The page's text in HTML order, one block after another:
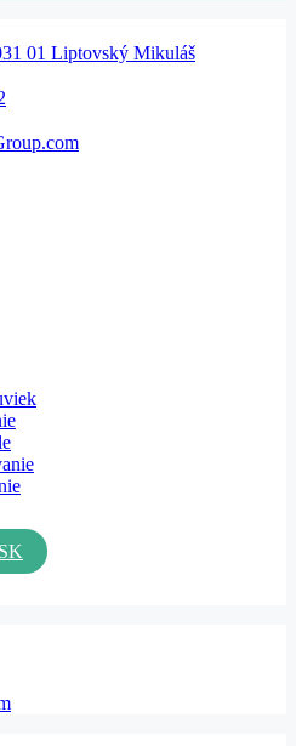
01 Liptovský Mikuláš